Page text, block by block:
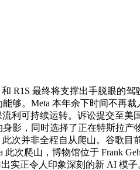
R1S 最终将支撑出手脱眼的
够。Meta 本年余下时间不再
利可持续运转。诉讼提交至
影，同时选择了正在特斯拉
此次并非全程自从爬山。谷歌
此次爬山，博物馆位于 Frank
实正令人印象深刻的新 AI 模